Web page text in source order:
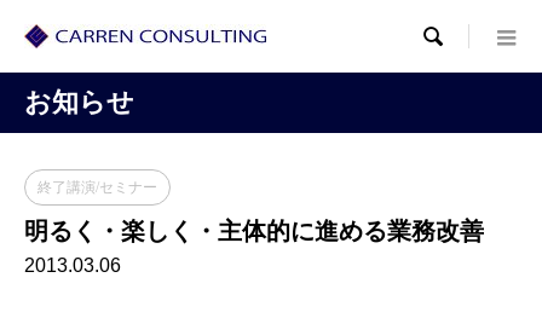

お知らせ
終了講演/セミナー
明るく・楽しく・主体的に進める業務改善
2013.03.06